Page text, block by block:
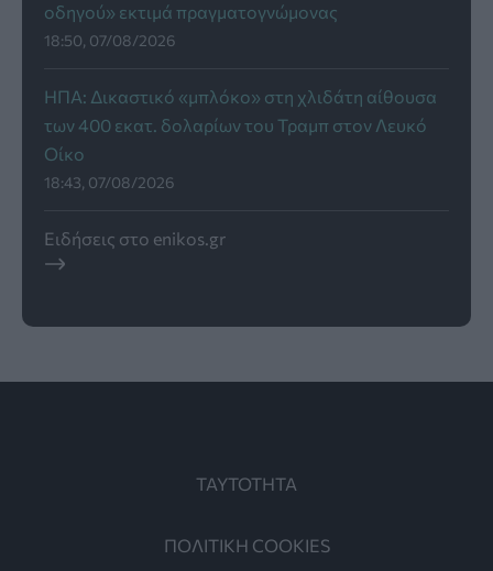
οδηγού» εκτιμά πραγματογνώμονας
18:50, 07/08/2026
ΗΠΑ: Δικαστικό «μπλόκο» στη χλιδάτη αίθουσα
των 400 εκατ. δολαρίων του Τραμπ στον Λευκό
Οίκο
18:43, 07/08/2026
Ειδήσεις στο enikos.gr
ΤΑΥΤΟΤΗΤΑ
ΠΟΛΙΤΙΚΗ COOKIES